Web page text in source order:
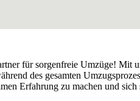
für sorgenfreie Umzüge! Mit
des gesamten
Erfahrung zu machen und